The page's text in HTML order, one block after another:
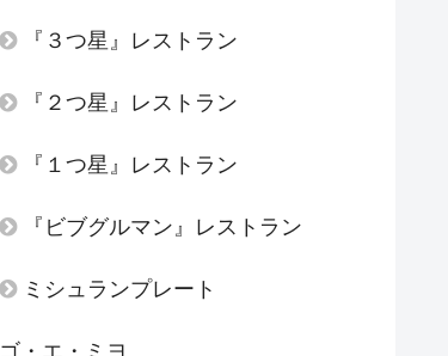
『３つ星』レストラン
『２つ星』レストラン
『１つ星』レストラン
『ビブグルマン』レストラン
ミシュランプレート